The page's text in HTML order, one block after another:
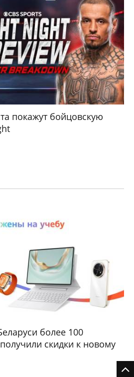
покажут бойцовскую
более 100
скидки к новому